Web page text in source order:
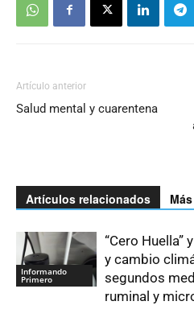
Artículo anterior
Salud mental y cuarentena
Artículos relacionados
Informando
Primero
“Cero Huella”
y cambio
segundos
ruminal y